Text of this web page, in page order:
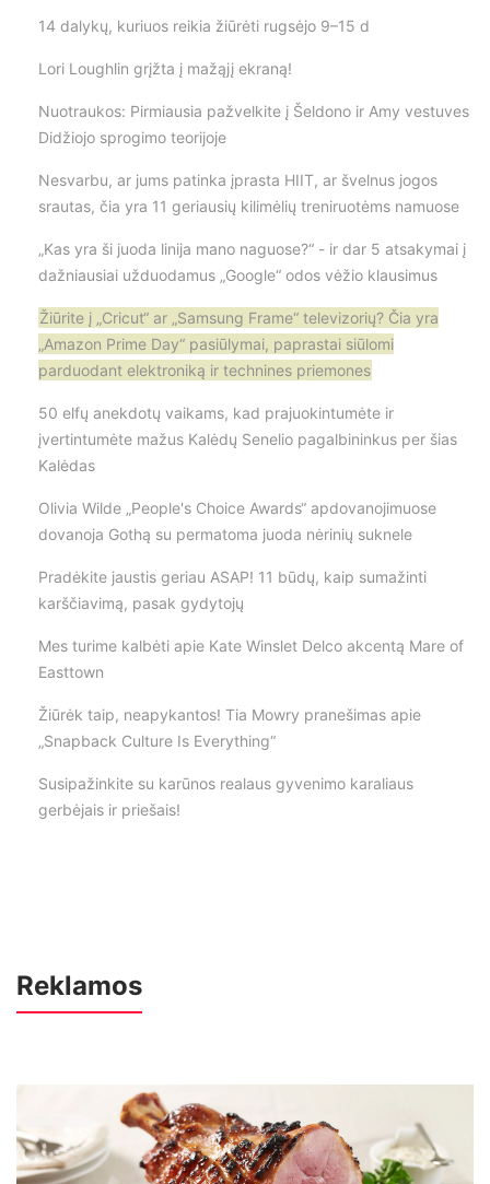
14 dalykų, kuriuos reikia žiūrėti rugsėjo 9–15 d
Lori Loughlin grįžta į mažąjį ekraną!
Nuotraukos: Pirmiausia pažvelkite į Šeldono ir Amy vestuves
Didžiojo sprogimo teorijoje
Nesvarbu, ar jums patinka įprasta HIIT, ar švelnus jogos
srautas, čia yra 11 geriausių kilimėlių treniruotėms namuose
„Kas yra ši juoda linija mano naguose?“ - ir dar 5 atsakymai į
dažniausiai užduodamus „Google“ odos vėžio klausimus
Žiūrite į „Cricut“ ar „Samsung Frame“ televizorių? Čia yra
„Amazon Prime Day“ pasiūlymai, paprastai siūlomi
parduodant elektroniką ir technines priemones
50 elfų anekdotų vaikams, kad prajuokintumėte ir
įvertintumėte mažus Kalėdų Senelio pagalbininkus per šias
Kalėdas
Olivia Wilde „People's Choice Awards“ apdovanojimuose
dovanoja Gothą su permatoma juoda nėrinių suknele
Pradėkite jaustis geriau ASAP! 11 būdų, kaip sumažinti
karščiavimą, pasak gydytojų
Mes turime kalbėti apie Kate Winslet Delco akcentą Mare of
Easttown
Žiūrėk taip, neapykantos! Tia Mowry pranešimas apie
„Snapback Culture Is Everything“
Susipažinkite su karūnos realaus gyvenimo karaliaus
gerbėjais ir priešais!
Reklamos